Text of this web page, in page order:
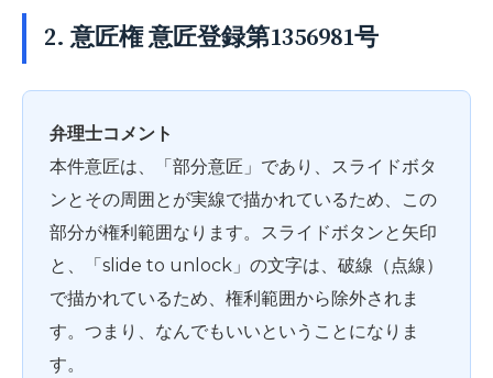
2. 意匠権 意匠登録第1356981号
弁理士コメント
本件意匠は、「部分意匠」であり、スライドボタ
ンとその周囲とが実線で描かれているため、この
部分が権利範囲なります。スライドボタンと矢印
と、「slide to unlock」の文字は、破線（点線）
で描かれているため、権利範囲から除外されま
す。つまり、なんでもいいということになりま
す。